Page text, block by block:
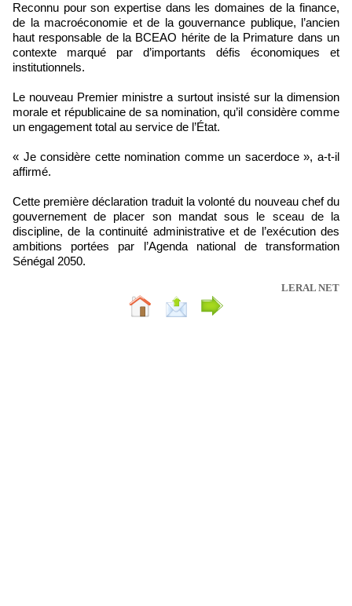
Reconnu pour son expertise dans les domaines de la finance,
de la macroéconomie et de la gouvernance publique, l’ancien
haut responsable de la BCEAO hérite de la Primature dans un
contexte marqué par d’importants défis économiques et
institutionnels.
Le nouveau Premier ministre a surtout insisté sur la dimension
morale et républicaine de sa nomination, qu’il considère comme
un engagement total au service de l’État.
« Je considère cette nomination comme un sacerdoce », a-t-il
affirmé.
Cette première déclaration traduit la volonté du nouveau chef du
gouvernement de placer son mandat sous le sceau de la
discipline, de la continuité administrative et de l’exécution des
ambitions portées par l’Agenda national de transformation
Sénégal 2050.
LERAL NET